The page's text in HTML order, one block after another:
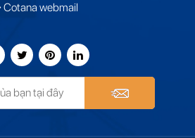
Cotana webmail